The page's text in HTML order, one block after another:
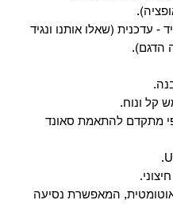
- עדכנית (שאלו אותנו ונגיד
הדגם).
קל ונוח.
מתקדם להתאמת סאונד
המאפשרת נסיעה